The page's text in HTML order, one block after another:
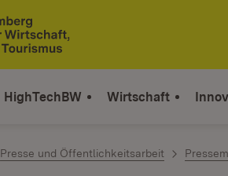
HighTechBW Wirtschaft
Presse und Öffentlichkeitsarbeit